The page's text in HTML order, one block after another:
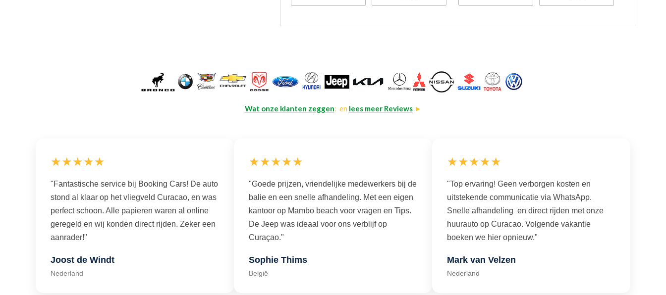
Wat onze klanten zeggen: en lees meer Reviews►
★★★★★
"Fantastische service bij Booking Cars! De auto
stond al klaar op het vliegveld Curacao, en was
perfect schoon. Alle papieren waren al online
geregeld en wij konden direct rijden. Zeker een
aanrader!"
Joost de Windt
Nederland
★★★★★
"Goede prijzen, vriendelijke medewerkers bij de
balie en een snelle afhandeling. Met een eigen
kantoor op Mambo beach voor vragen en Tips.
De Jeep was ideaal voor ons verblijf op
Curaçao."
Sophie Thims
België
★★★★★
"Top ervaring! Geen verborgen kosten en
uitstekende communicatie via WhatsApp.
Snelle afhandeling en direct rijden met onze
huurauto op Curacao. Volgende vakantie
boeken we hier opnieuw."
Mark van Velzen
Nederland